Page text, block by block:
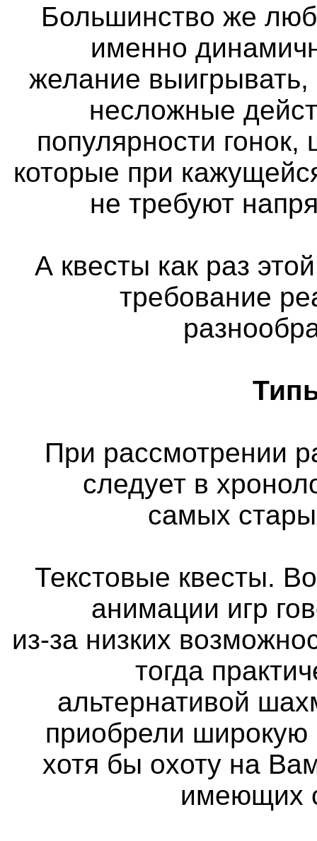
Большинство же
именно
желание
несложные
популярности
которые при
не требуют
А квесты как раз
требование
При рассмотрении
следует в
самых
Текстовые квесты.
анимации игр
из-за низких
тогда
альтернативой
приобрели широкую
хотя бы охоту на
имеющих